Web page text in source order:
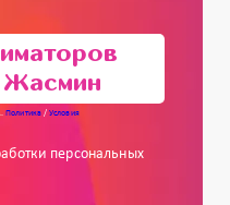
Жасмин
Политика/Условия
персональных